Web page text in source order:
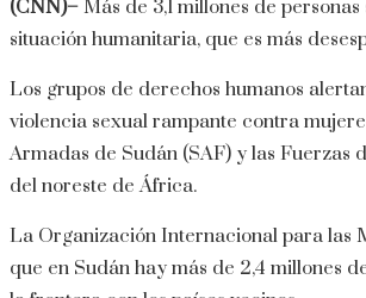
(CNN)– Más de 3,1 millones de
situación humanitaria, que es más
Los grupos de derechos humanos
violencia sexual rampante contra
Armadas de Sudán (SAF) y las Fuerzas
del noreste de África.
La Organización Internacional para las
que en Sudán hay más de 2,4 millones